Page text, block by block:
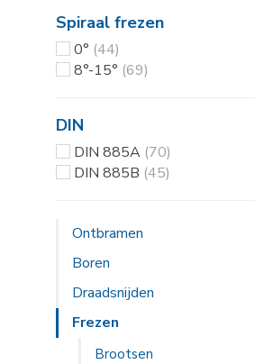
Spiraal frezen
0° (44)
8°-15° (69)
DIN
DIN 885A (70)
DIN 885B (45)
Ontbramen
Boren
Draadsnijden
Frezen
Brootsen